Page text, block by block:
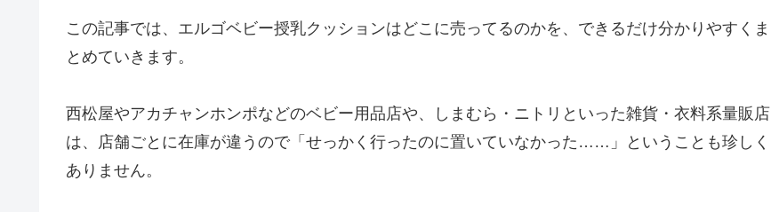
この記事では、エルゴベビー授乳クッションはどこに売ってるのかを、できるだけ分かりやすくま
とめていきます。
西松屋やアカチャンホンポなどのベビー用品店や、しまむら・ニトリといった雑貨・衣料系量販店
は、店舗ごとに在庫が違うので「せっかく行ったのに置いていなかった……」ということも珍しく
ありません。